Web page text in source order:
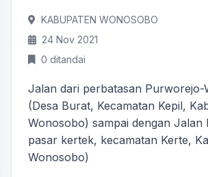
KABUPATEN WONOSOBO
24 Nov 2021
0 ditandai
Jalan dari perbatasan Purworejo-
(Desa Burat, Kecamatan Kepil,
Wonosobo) sampai dengan Jalan
pasar kertek, kecamatan Kerte,
Wonosobo)